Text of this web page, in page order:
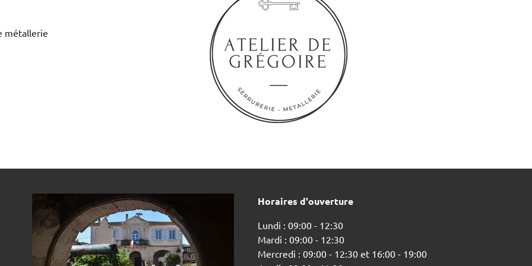
métallerie
Horaires d'ouverture
Lundi : 09:00 - 12:30
Mardi : 09:00 - 12:30
Mercredi : 09:00 - 12:30 et 16:00 - 19:00